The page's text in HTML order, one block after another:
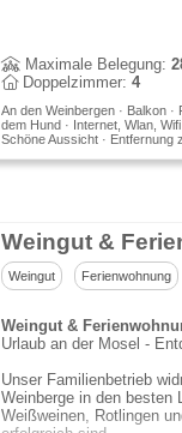
Maximale Belegung:
Doppelzimmer: 4
An den Weinbergen · Balkon
dem Hund · Internet, Wlan,
Schöne Aussicht · Entfernung
Weingut Ferienwohnung
Weingut &
Urlaub an der Mosel -
Unser Familienbetrieb
Weinberge in den besten
Weißweinen, Rotlingen